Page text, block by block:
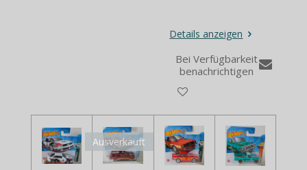
Details anzeigen
Bei Verfügbarkeit
benachrichtigen
Ausverkauft